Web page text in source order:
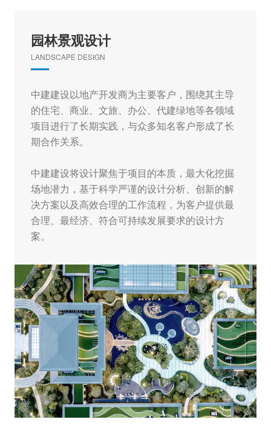
园林景观设计
LANDSCAPE DESIGN
中建建设以地产开发商为主要客户，围绕其主导
的住宅、商业、文旅、办公、代建绿地等各领域
项目进行了长期实践，与众多知名客户形成了长
期合作关系。
中建建设将设计聚焦于项目的本质，最大化挖掘
场地潜力，基于科学严谨的设计分析、创新的解
决方案以及高效合理的工作流程，为客户提供最
合理、最经济、符合可持续发展要求的设计方
案。